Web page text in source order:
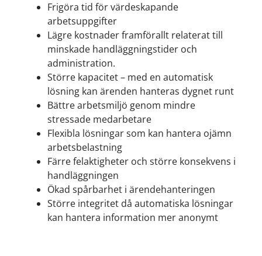
Frigöra tid för värdeskapande
arbetsuppgifter
Lägre kostnader framförallt relaterat till
minskade handläggningstider och
administration.
Större kapacitet – med en automatisk
lösning kan ärenden hanteras dygnet runt
Bättre arbetsmiljö genom mindre
stressade medarbetare
Flexibla lösningar som kan hantera ojämn
arbetsbelastning
Färre felaktigheter och större konsekvens i
handläggningen
Ökad spårbarhet i ärendehanteringen
Större integritet då automatiska lösningar
kan hantera information mer anonymt